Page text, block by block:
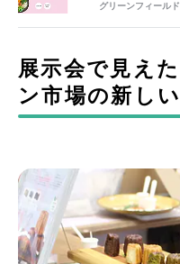
グリーンフィール
展示会で見え
ン市場の新し